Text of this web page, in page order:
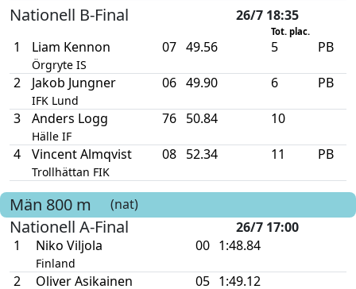
Nationell B-Final 26/7 18:35
Tot. plac.
1 Liam Kennon
Örgryte IS
07 49.56 5 PB
2 Jakob Jungner
IFK Lund
06 49.90 6 PB
3 Anders Logg
Hälle IF
76 50.84 10
4 Vincent Almqvist
Trollhättan FIK
08 52.34 11 PB
Män 800 m (nat)
Nationell A-Final
26/7 17:00
1
Niko Viljola
Finland
00 1:48.84
2 Oliver Asikainen 05 1:49.12